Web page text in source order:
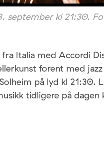
september kl 21:30.
Italia med Accordi
forent med
på lyd kl 21:30.
tidligere på dagen